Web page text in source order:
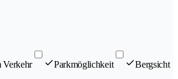
Verkehr Parkmöglichkeit Bergsicht